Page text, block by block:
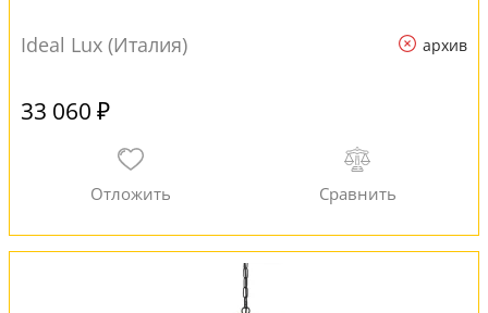
Ideal Lux (Италия) архив
33 060 ₽